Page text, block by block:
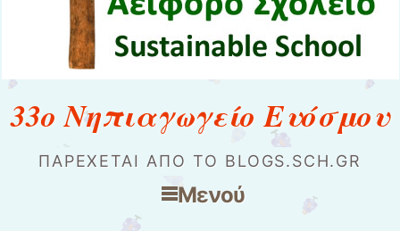
33ο Νηπιαγωγείο Ευόσμου
ΠΑΡΈΧΕΤΑΙ ΑΠΌ ΤΟ BLOGS.SCH.GR
Μενού
Μετάβαση στο περιεχόμενο